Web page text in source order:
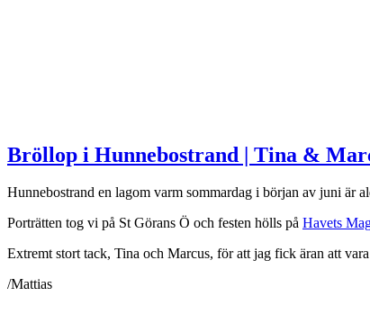
Bröllop i Hunnebostrand | Tina &
Hunnebostrand en lagom varm sommardag i början av juni är
Porträtten tog vi på St Görans Ö och festen hölls på Havets
Extremt stort tack, Tina och Marcus, för att jag fick äran att
/Mattias